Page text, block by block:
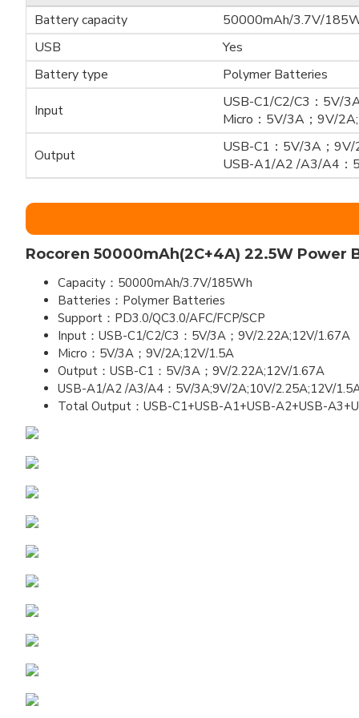
Battery capacity
50000mAh/3.7V/
USB
Yes
Battery type
Polymer Batteries
Input
USB-C1/C2/C3：5V/
Micro：5V/3A；9V/
Output
USB-C1：5V/3A；
USB-A1/A2 /A3/A4：
Rocoren 50000mAh(2C+4A) 22.5W Power
Capacity：50000mAh/3.7V/185Wh
Batteries：Polymer Batteries
Support：PD3.0/QC3.0/AFC/FCP/SCP
Input：USB-C1/C2/C3：5V/3A；9V/2.22A;12V/1.67A
Micro：5V/3A；9V/2A;12V/1.5A
Output：USB-C1：5V/3A；9V/2.22A;12V/1.67A
USB-A1/A2 /A3/A4：5V/3A;9V/2A;10V/2.25A;12V/
Total Output：USB-C1+USB-A1+USB-A2+USB-